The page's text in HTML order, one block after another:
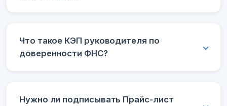
Что такое КЭП руководителя по
доверенности ФНС?
Нужно ли подписывать Прайс-лист